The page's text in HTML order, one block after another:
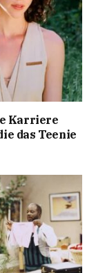
Karriere
das Teenie